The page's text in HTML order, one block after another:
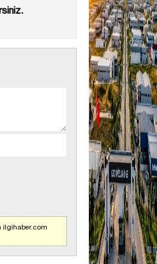
ilgihaber.com